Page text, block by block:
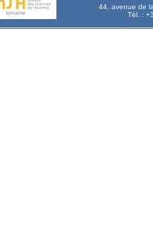
44, avenue de
Tél. :